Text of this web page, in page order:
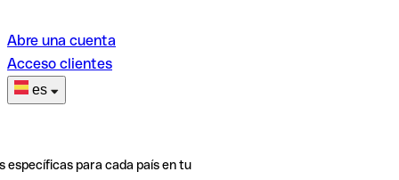
Abre una cuenta
Acceso clientes
es
específicas para cada país en tu